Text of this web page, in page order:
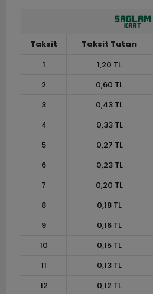
Taksit Taksit Tutarı
1
1,20 TL
2
0,60 TL
3
0,43 TL
4
0,33 TL
5
0,27 TL
6
0,23 TL
7
0,20 TL
8
0,18 TL
9
0,16 TL
10
0,15 TL
11
0,13 TL
12
0,12 TL